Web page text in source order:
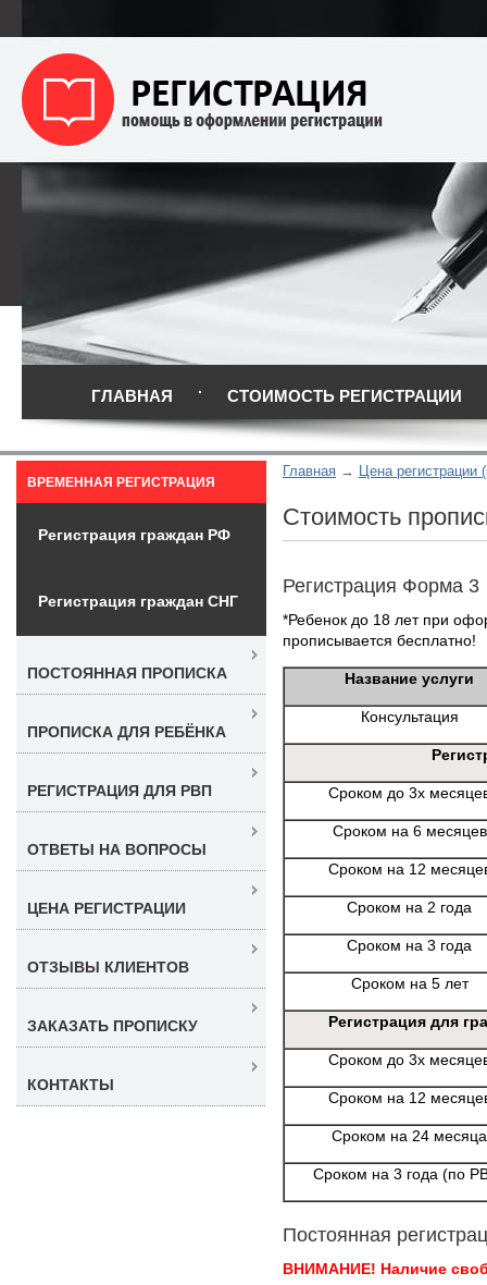
ГЛАВНАЯ СТОИМОСТЬ РЕГИСТРАЦИИ
Главная Цена регистрации
Стоимость
Регистрация Форма 3
*Ребенок до 18 лет при
прописывается бесплатно!
Название услуги
Консультация
Сроком до 3х
Сроком на 6 месяцев
Сроком на 12
Сроком на 2 года
Сроком на 3 года
Сроком на 5 лет
Регистрация для
Сроком до 3х
Сроком на 12
Сроком на 24 месяца
Сроком на 3 года (по
Постоянная
ВНИМАНИЕ! Наличие
ВРЕМЕННАЯ РЕГИСТРАЦИЯ
Регистрация граждан РФ
Регистрация граждан СНГ
ПОСТОЯННАЯ ПРОПИСКА
ПРОПИСКА ДЛЯ РЕБЁНКА
РЕГИСТРАЦИЯ ДЛЯ РВП
ОТВЕТЫ НА ВОПРОСЫ
ЦЕНА РЕГИСТРАЦИИ
ОТЗЫВЫ КЛИЕНТОВ
ЗАКАЗАТЬ ПРОПИСКУ
КОНТАКТЫ